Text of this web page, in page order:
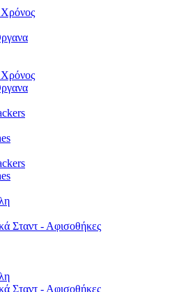
Σταντ - Αφισοθήκες
Σταντ - Αφισοθήκες